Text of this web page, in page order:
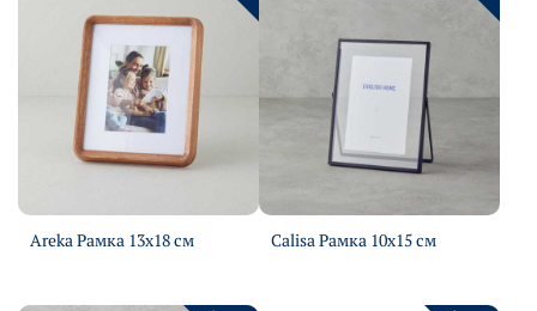
Areka Рамка 13х18 см Calisa Рамка 10х15 см